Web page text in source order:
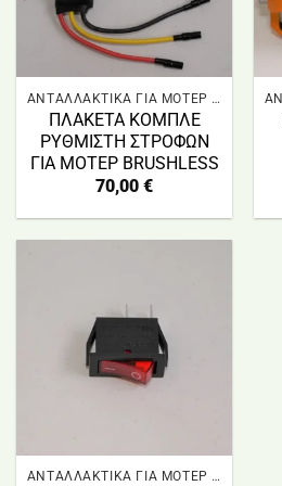
ΑΝΤΑΛΛΑΚΤΙΚΑ ΓΙΑ ΜΟΤΕΡ BRUSHLESS
ΠΛΑΚΕΤΑ ΚΟΜΠΛΕ
ΡΥΘΜΙΣΤΗ ΣΤΡΟΦΩΝ
ΓΙΑ ΜΟΤΕΡ BRUSHLESS
70,00 €
ΑΝΤΑΛΛΑΚΤΙΚΑ ΓΙΑ ΜΟΤΕΡ BRUSHLESS